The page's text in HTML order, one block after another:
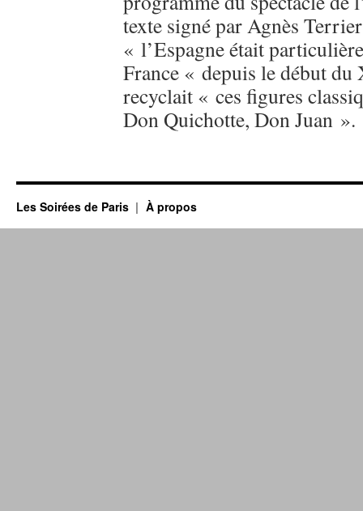
texte signé par Agnès
« l’Espagne était
France « depuis le début
recyclait « ces figures
Don Quichotte, Don Juan ».
Les Soirées de Paris À propos